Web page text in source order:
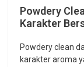
Powdery
Karakter
Powdery clean
karakter aroma